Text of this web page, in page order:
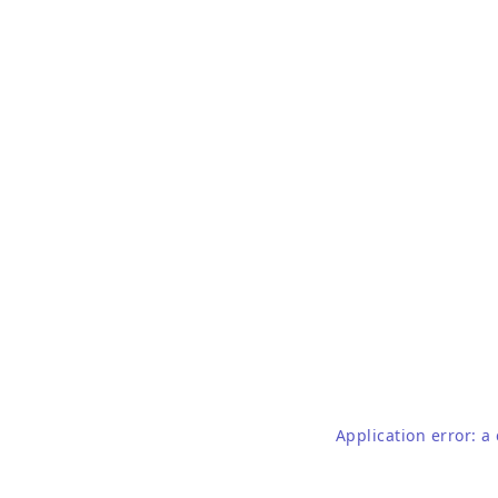
Application error: a